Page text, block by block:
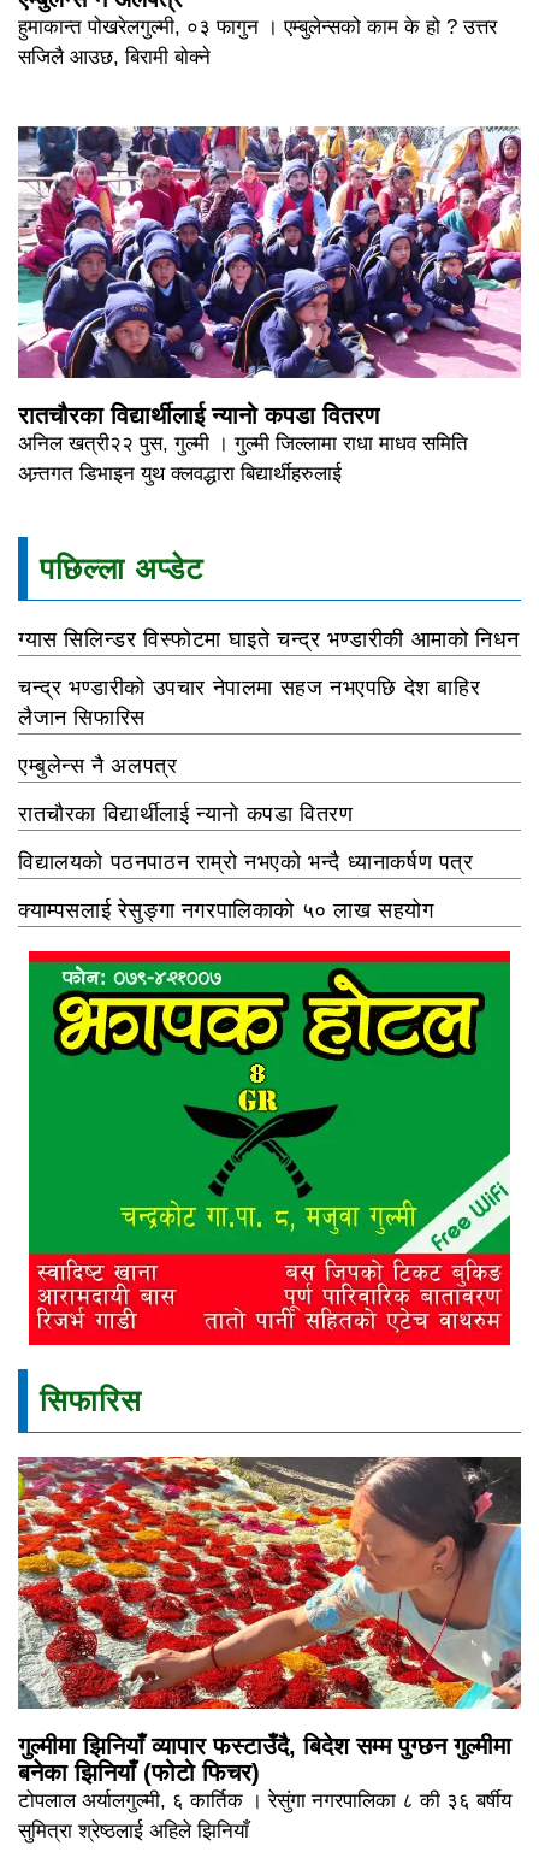
हुमाकान्त पोखरेलगुल्मी, ०३ फागुन । एम्बुलेन्सको काम के हो ? उत्तर
सजिलै आउछ, बिरामी बोक्ने
रातचौरका विद्यार्थीलाई न्यानो कपडा वितरण
अनिल खत्री२२ पुस, गुल्मी । गुल्मी जिल्लामा राधा माधव समिति
अन्र्तगत डिभाइन युथ क्लवद्धारा बिद्यार्थीहरुलाई
पछिल्ला अप्डेट
ग्यास सिलिन्डर विस्फोटमा घाइते चन्द्र भण्डारीकी आमाको निधन
चन्द्र भण्डारीको उपचार नेपालमा सहज नभएपछि देश बाहिर
लैजान सिफारिस
एम्बुलेन्स नै अलपत्र
रातचौरका विद्यार्थीलाई न्यानो कपडा वितरण
विद्यालयको पठनपाठन राम्रो नभएको भन्दै ध्यानाकर्षण पत्र
क्याम्पसलाई रेसुङ्गा नगरपालिकाको ५० लाख सहयोग
सिफारिस
गुल्मीमा झिनियाँ व्यापार फस्टाउँदै, बिदेश सम्म पुग्छन गुल्मीमा
बनेका झिनियाँ (फोटो फिचर)
टोपलाल अर्यालगुल्मी, ६ कार्तिक । रेसुंगा नगरपालिका ८ की ३६ बर्षीय
सुमित्रा श्रेष्ठलाई अहिले झिनियाँ